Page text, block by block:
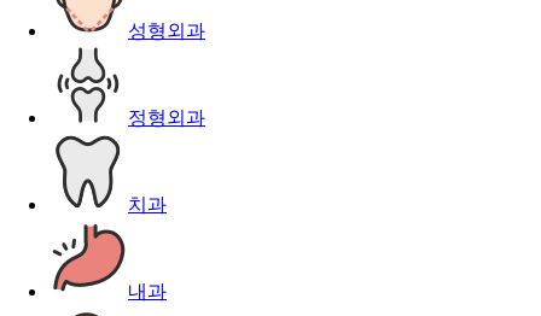
성형외과
정형외과
치과
내과